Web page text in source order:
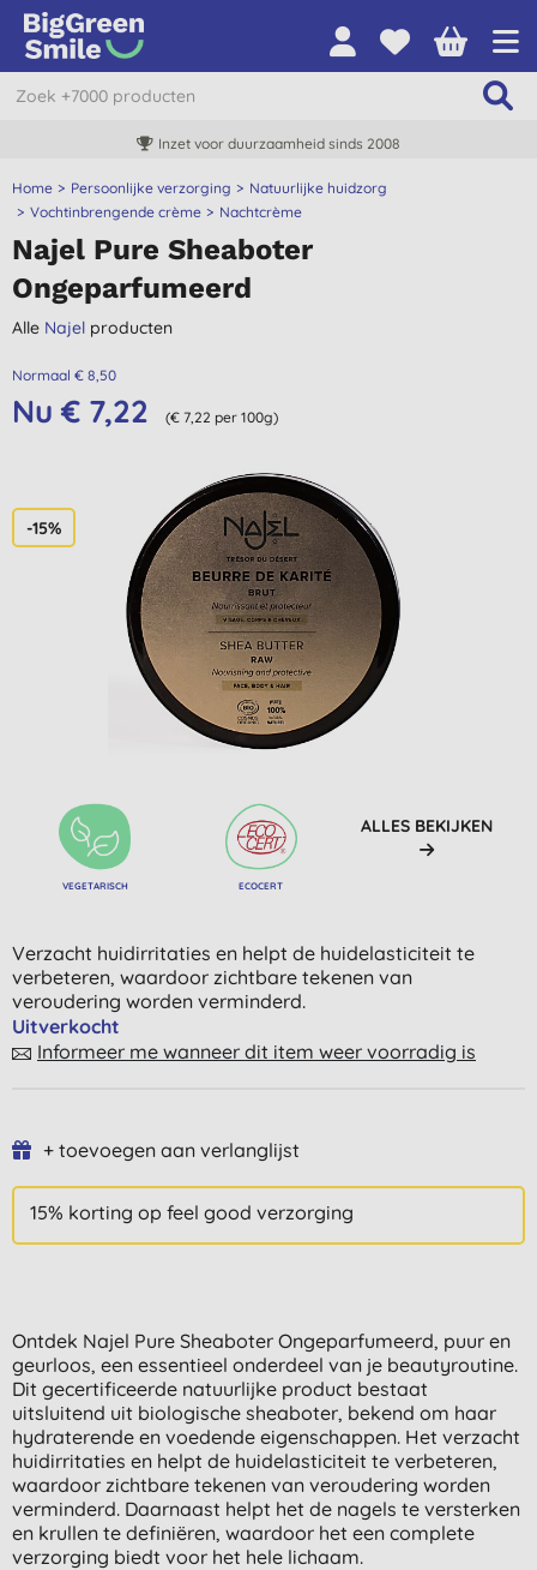
Inzet voor duurzaamheid sinds 2008
Home Persoonlijke verzorging
Natuurlijke huidzorg
Vochtinbrengende crème
Nachtcrème
Najel Pure Sheaboter
Ongeparfumeerd
Alle Najel producten
Normaal € 8,50
Nu € 7,22 (€ 7,22 per 100g)
-15%
VEGETARISCH ECOCERT
ALLES BEKIJKEN
Verzacht huidirritaties en helpt de huidelasticiteit te
verbeteren, waardoor zichtbare tekenen van
veroudering worden verminderd.
Uitverkocht
Informeer me wanneer dit item weer voorradig is
+ toevoegen aan verlanglijst
15% korting op feel good verzorging
Ontdek Najel Pure Sheaboter Ongeparfumeerd, puur en
geurloos, een essentieel onderdeel van je beautyroutine.
Dit gecertificeerde natuurlijke product bestaat
uitsluitend uit biologische sheaboter, bekend om haar
hydraterende en voedende eigenschappen. Het verzacht
huidirritaties en helpt de huidelasticiteit te verbeteren,
waardoor zichtbare tekenen van veroudering worden
verminderd. Daarnaast helpt het de nagels te versterken
en krullen te definiëren, waardoor het een complete
verzorging biedt voor het hele lichaam.